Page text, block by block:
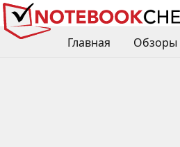
Главная Обзоры